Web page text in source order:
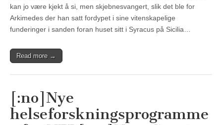
kan jo være kjekt å si, men skjebnesvangert, slik det ble for
Arkimedes der han satt fordypet i sine vitenskapelige
funderinger i sanden foran huset sitt i Syracus på Sicilia…
Read more →
[:no]Nye
helseforskningsprogramme